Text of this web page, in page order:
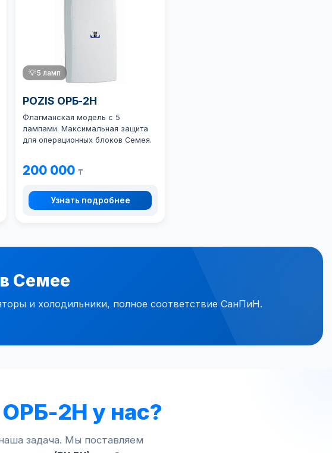
💡5 ламп
POZIS ОРБ-2Н
Флагманская модель с 5
лампами. Максимальная защита
для операционных блоков Семея.
200 000₸
Узнать подробнее
Семее
и холодильники, полное соответствие СанПиН.
ОРБ-2Н у нас?
задача. Мы поставляем